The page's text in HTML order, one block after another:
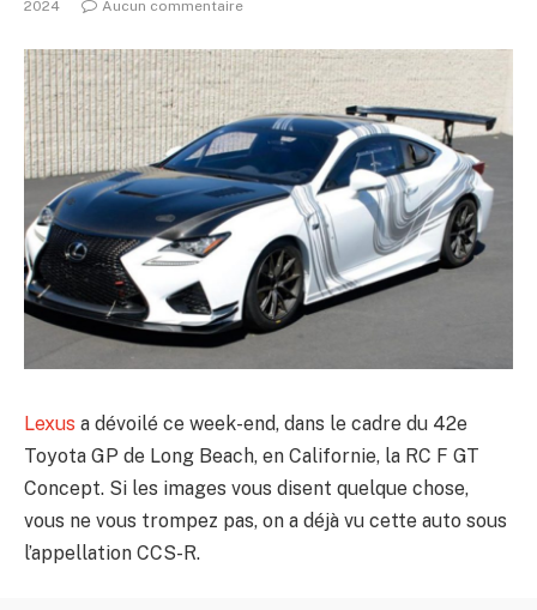
2024
Aucun commentaire
Lexus a dévoilé ce week-end, dans le cadre du 42e
Toyota GP de Long Beach, en Californie, la RC F GT
Concept. Si les images vous disent quelque chose,
vous ne vous trompez pas, on a déjà vu cette auto sous
l’appellation CCS-R.